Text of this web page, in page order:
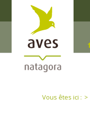
Skip to main content
Vous êtes ici :